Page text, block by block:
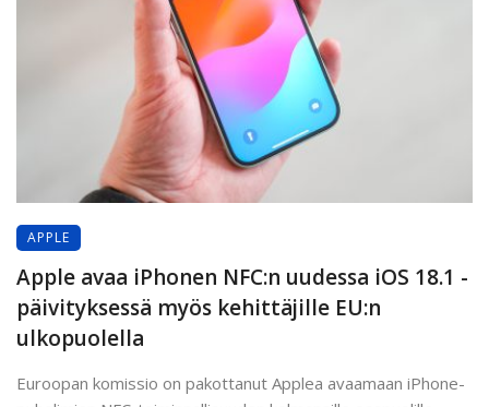
APPLE
Apple avaa iPhonen NFC:n uudessa iOS 18.1 -
päivityksessä myös kehittäjille EU:n
ulkopuolella
Euroopan komissio on pakottanut Applea avaamaan iPhone-